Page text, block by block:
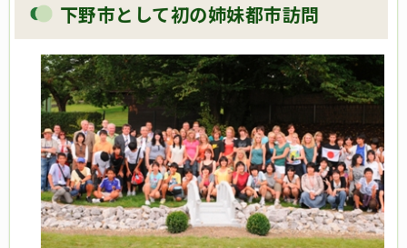
下野市として初の姉妹都市訪問